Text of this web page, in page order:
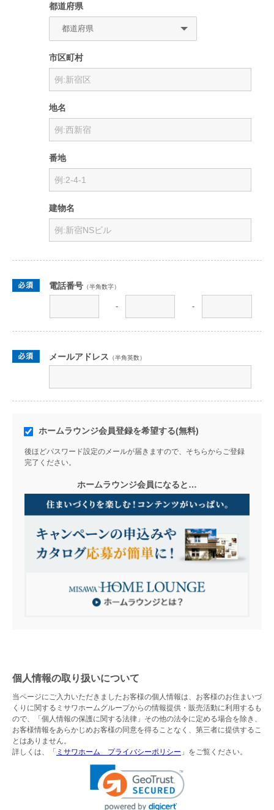
都道府県
市区町村
地名
番地
建物名
電話番号 （半角数字）
- -
メールアドレス （半角英数）
ホームラウンジ会員登録を希望する(無料)
後ほどパスワード設定のメールが届きますので、そちらからご登録
完了ください。
ホームラウンジ会員になると…
個人情報の取り扱いについて
当ページにご入力いただきましたお客様の個人情報は、お客様のお住まいづ
くりに関するミサワホームグループからの情報提供・販売活動に利用するも
ので、「個人情報の保護に関する法律」その他の法令に定める場合を除き、
お客様情報をあらかじめお客様の同意を得ることなく、第三者に提供するこ
とはありません。
詳しくは、「 ミサワホーム プライバシーポリシー 」をご覧ください。